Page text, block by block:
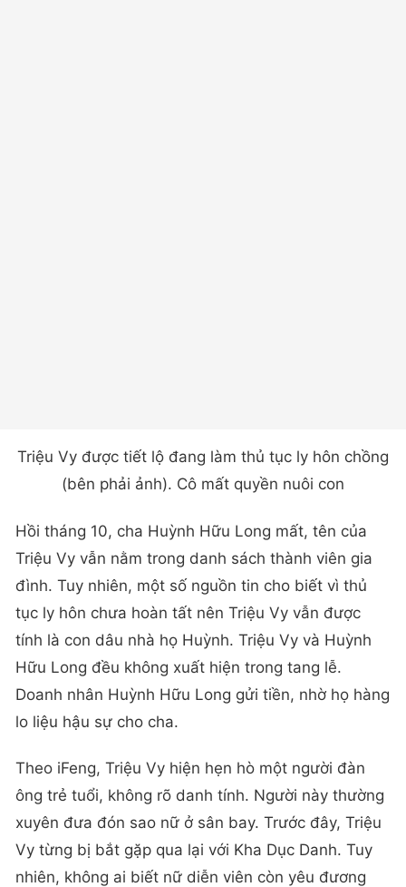
Triệu Vy được tiết lộ đang làm thủ tục ly hôn chồng
(bên phải ảnh). Cô mất quyền nuôi con
Hồi tháng 10, cha Huỳnh Hữu Long mất, tên của
Triệu Vy vẫn nằm trong danh sách thành viên gia
đình. Tuy nhiên, một số nguồn tin cho biết vì thủ
tục ly hôn chưa hoàn tất nên Triệu Vy vẫn được
tính là con dâu nhà họ Huỳnh. Triệu Vy và Huỳnh
Hữu Long đều không xuất hiện trong tang lễ.
Doanh nhân Huỳnh Hữu Long gửi tiền, nhờ họ hàng
lo liệu hậu sự cho cha.
Theo iFeng, Triệu Vy hiện hẹn hò một người đàn
ông trẻ tuổi, không rõ danh tính. Người này thường
xuyên đưa đón sao nữ ở sân bay. Trước đây, Triệu
Vy từng bị bắt gặp qua lại với Kha Dục Danh. Tuy
nhiên, không ai biết nữ diễn viên còn yêu đương